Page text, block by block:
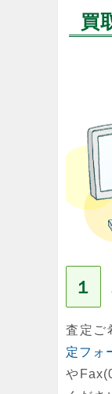
買
１
査定ご
定フォ
や